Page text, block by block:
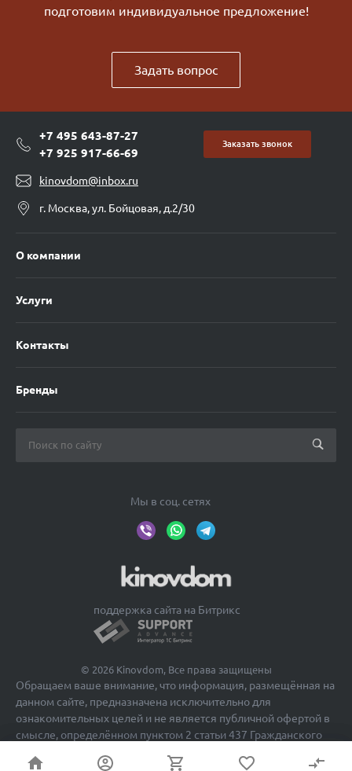
подготовим индивидуальное предложение!
Задать вопрос
+7 495 643-87-27
+7 925 917-66-69
Заказать звонок
kinovdom@inbox.ru
г. Москва, ул. Бойцовая, д.2/30
О компании
Услуги
Контакты
Бренды
Мы в соц. сетях
© 2026 Kinovdom, Все права защищены
поддержка сайта на Битрикс
Обращаем ваше внимание, что информация, размещённая на
данном сайте, предназначена исключительно для
ознакомительных целей и не является публичной офертой в
смысле, определённом пунктом 2 статьи 437 Гражданского